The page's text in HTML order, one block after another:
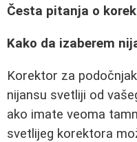
Česta pitanja o
Kako da izaberem
Korektor za
nijansu svetliji od
ako imate veoma
svetlijeg korektora